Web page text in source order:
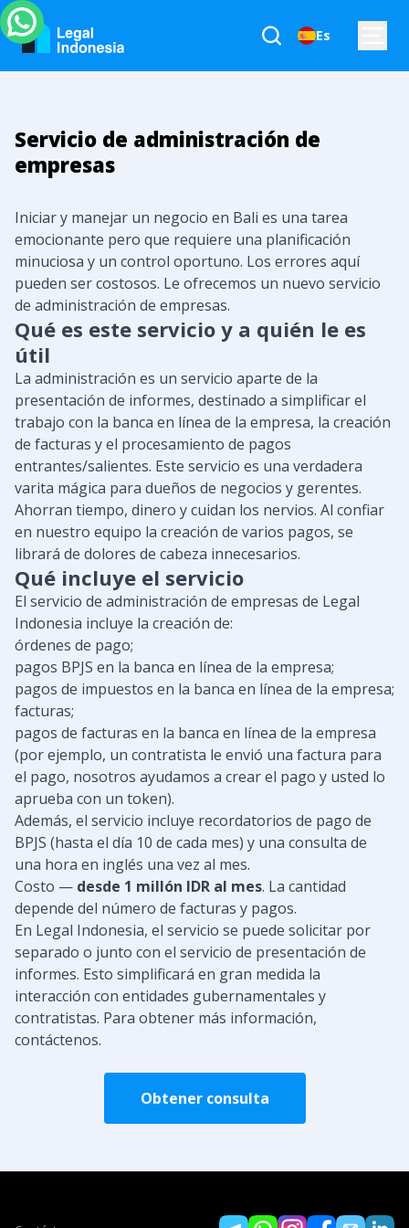
Es
Servicio de administración de
empresas
Iniciar y manejar un negocio en Bali es una tarea
emocionante pero que requiere una planificación
minuciosa y un control oportuno. Los errores aquí
pueden ser costosos. Le ofrecemos un nuevo servicio
de administración de empresas.
Qué es este servicio y a quién le es
útil
La administración es un servicio aparte de la
presentación de informes, destinado a simplificar el
trabajo con la banca en línea de la empresa, la creación
de facturas y el procesamiento de pagos
entrantes/salientes. Este servicio es una verdadera
varita mágica para dueños de negocios y gerentes.
Ahorran tiempo, dinero y cuidan los nervios. Al confiar
en nuestro equipo la creación de varios pagos, se
librará de dolores de cabeza innecesarios.
Qué incluye el servicio
El servicio de administración de empresas de Legal
Indonesia incluye la creación de:
órdenes de pago;
pagos BPJS en la banca en línea de la empresa;
pagos de impuestos en la banca en línea de la empresa;
facturas;
pagos de facturas en la banca en línea de la empresa
(por ejemplo, un contratista le envió una factura para
el pago, nosotros ayudamos a crear el pago y usted lo
aprueba con un token).
Además, el servicio incluye recordatorios de pago de
BPJS (hasta el día 10 de cada mes) y una consulta de
una hora en inglés una vez al mes.
Costo — desde 1 millón IDR al mes. La cantidad
depende del número de facturas y pagos.
En Legal Indonesia, el servicio se puede solicitar por
separado o junto con el servicio de presentación de
informes. Esto simplificará en gran medida la
interacción con entidades gubernamentales y
contratistas. Para obtener más información,
contáctenos.
Obtener consulta